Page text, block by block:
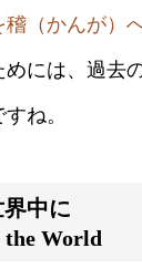
稽（かんが）
には、過去
ね。
中に
World